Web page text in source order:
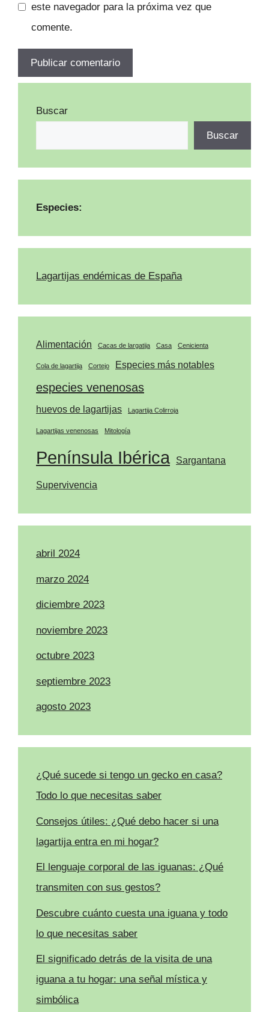
este navegador para la próxima vez que
comente.
Buscar
Buscar
Especies:
Lagartijas endémicas de España
Alimentación Cacas de largatija Casa Cenicienta
Cola de lagartija Cortejo Especies más notables
especies venenosas
huevos de lagartijas Lagartija Colirroja
Lagartijas venenosas Mitología
Península Ibérica Sargantana
Supervivencia
abril 2024
marzo 2024
diciembre 2023
noviembre 2023
octubre 2023
septiembre 2023
agosto 2023
¿Qué sucede si tengo un gecko en casa?
Todo lo que necesitas saber
Consejos útiles: ¿Qué debo hacer si una
lagartija entra en mi hogar?
El lenguaje corporal de las iguanas: ¿Qué
transmiten con sus gestos?
Descubre cuánto cuesta una iguana y todo
lo que necesitas saber
El significado detrás de la visita de una
iguana a tu hogar: una señal mística y
simbólica